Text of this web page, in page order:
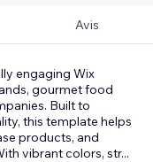
Avis
engaging Wix
gourmet food
Built to
this template helps
products, and
vibrant colors, str...